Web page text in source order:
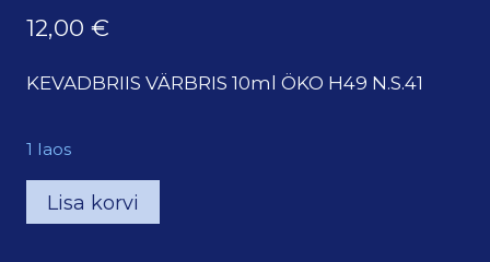
12,00 €
KEVADBRIIS VÄRBRIS 10ml ÖKO H49 N.S.41
1 laos
"Kevadbriis"
õlide
Lisa korvi